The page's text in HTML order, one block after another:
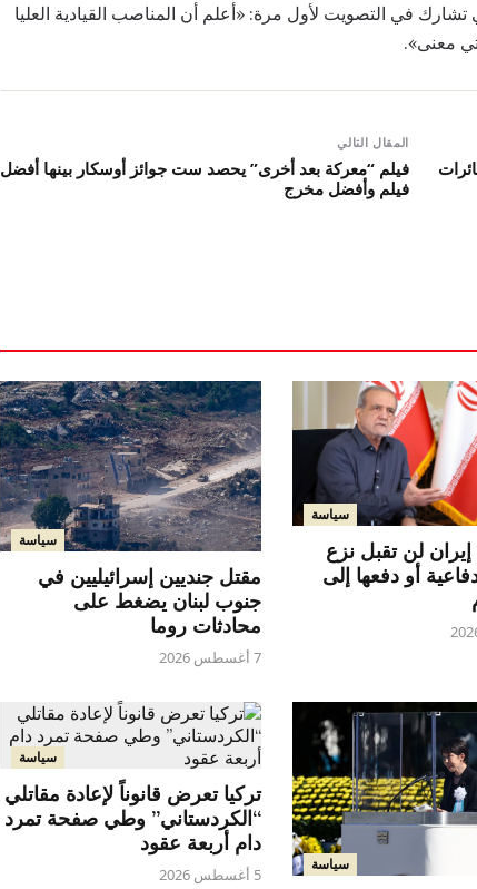
نغوين كيم تشي (18 عامًا)، التي تشارك في التصويت لأول مرة: «أعلم أن المناصب القيادية العليا
معنى».
المقال التالي
فيلم “معركة بعد أخرى” يحصد ست جوائز أوسكار بينها أفضل
فيلم وأفضل مخرج
سياسة
لن تقبل نزع
أو دفعها إلى
سياسة
مقتل جنديين إسرائيليين في
جنوب لبنان يضغط على
محادثات روما
7 أغسطس 2026
سياسة
سياسة
تركيا تعرض قانوناً لإعادة مقاتلي
“الكردستاني” وطي صفحة تمرد
دام أربعة عقود
5 أغسطس 2026